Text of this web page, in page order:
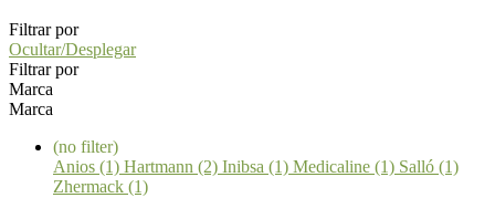
Filtrar por
Ocultar/Desplegar
Filtrar por
Marca
Marca
(no filter)
Anios (1) Hartmann (2) Inibsa (1) Medicaline (1) Salló (1)
Zhermack (1)